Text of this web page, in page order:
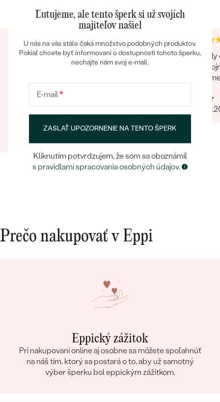
4.9
Náš už štvrtý nákup a vždy maximálna
spokojnosť. Vždy si objednávky preverujú
odoslaním. Odporúčam každému.
Skvely
Peter
Prečo nakupovať v Eppi
Eppický zážitok
Pri nakupovaní online aj osobne sa môžete spoľahnúť
na náš tím, ktorý sa postará o to, aby už samotný
výber šperku bol eppickým zážitkom.
Ľutujeme, ale tento šperk si už svojích
majiteľov našiel
U nás na vás stále čaká množstvo podobných produktov.
Pokiaľ chcete byť informovaní o dostupnosti tohoto šperku,
nechajte nám svoj e-mail.
E-mail*
ZASLAŤ UPOZORNENIE NA TENTO ŠPERK
Kliknutím potvrdzujem, že som sa oboznámil
s pravidlami spracovania osobných údajov.